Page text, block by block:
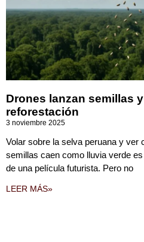
Drones lanzan semillas
reforestación
3 noviembre 2025
Volar sobre la selva peruana y ver
semillas caen como lluvia verde
de una película futurista. Pero no
LEER MÁS»